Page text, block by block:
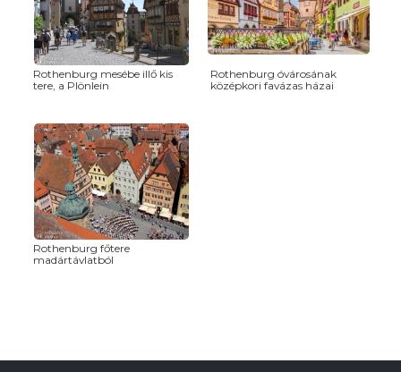
Rothenburg mesébe illő kis
tere, a Plönlein
Rothenburg óvárosának
középkori favázas házai
Rothenburg főtere
madártávlatból